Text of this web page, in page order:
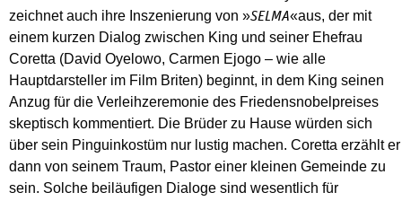
zeichnet auch ihre Inszenierung von »SELMA«aus, der mit
einem kurzen Dialog zwischen King und seiner Ehefrau
Coretta (David Oyelowo, Carmen Ejogo – wie alle
Hauptdarsteller im Film Briten) beginnt, in dem King seinen
Anzug für die Verleihzeremonie des Friedensnobelpreises
skeptisch kommentiert. Die Brüder zu Hause würden sich
über sein Pinguinkostüm nur lustig machen. Coretta erzählt er
dann von seinem Traum, Pastor einer kleinen Gemeinde zu
sein. Solche beiläufigen Dialoge sind wesentlich für